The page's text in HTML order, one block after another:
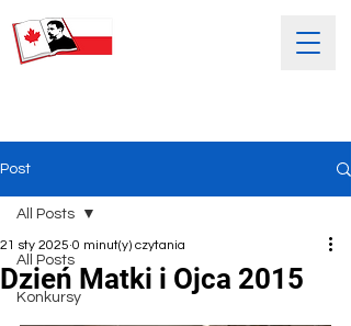
Post
All Posts
Konkursy
All Posts
Dzień Matki i Ojca 2015
21 sty 2025 0 minut(y) czytania